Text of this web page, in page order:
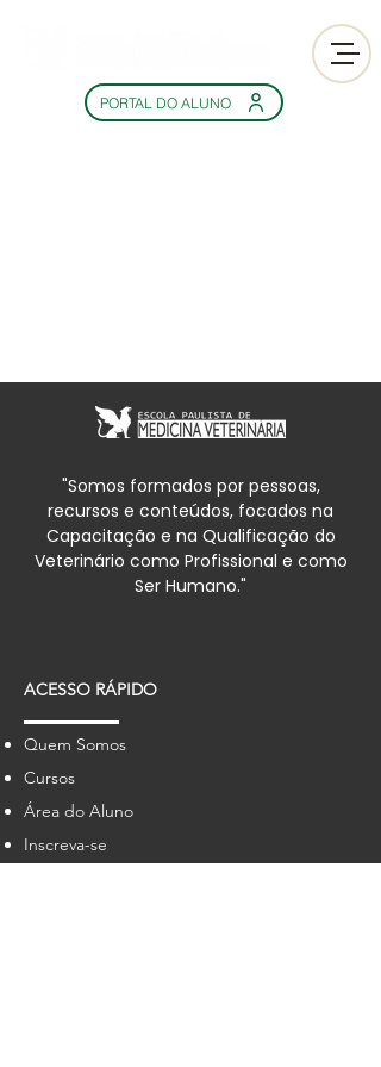
PORTAL DO ALUNO
"Somos formados por pessoas,
recursos e conteúdos, focados na
Capacitação e na Qualificação do
Veterinário como Profissional e como
Ser Humano."
ACESSO RÁPIDO
Quem Somos
Cursos
Área do Aluno
Inscreva-se